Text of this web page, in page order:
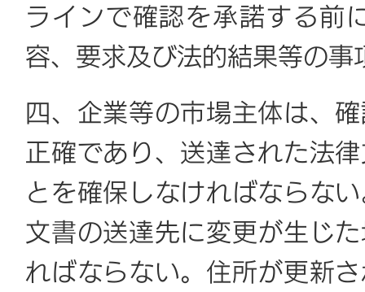
ラインで確認を承諾する前
容、要求及び法的結果等の事
四、企業等の市場主体は、
正確であり、送達された法
とを確保しなければならな
文書の送達先に変更が生じ
ればならない。住所が更新